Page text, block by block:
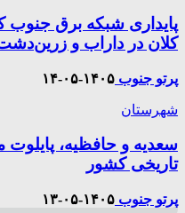
پایداری شبکه برق
کلان در داراب و
پرتو جنوب ۱۴۰۵-۰۵-۱۴
شهرستان
سعدیه و حافظیه، پایلوت
تاریخی کشور
پرتو جنوب ۱۴۰۵-۰۵-۱۳